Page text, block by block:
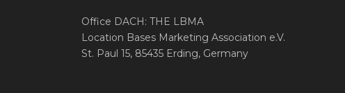
Office DACH: THE LBMA
Location Bases Marketing Association e.V.
St. Paul 15, 85435 Erding, Germany